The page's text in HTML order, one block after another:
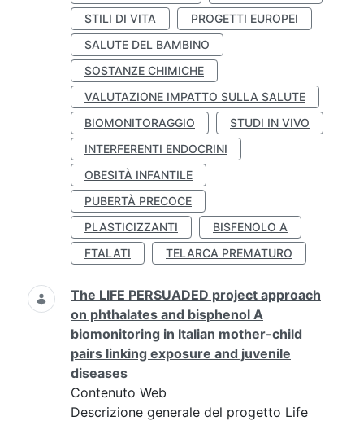
STILI DI VITA
PROGETTI EUROPEI
SALUTE DEL BAMBINO
SOSTANZE CHIMICHE
VALUTAZIONE IMPATTO SULLA SALUTE
BIOMONITORAGGIO
STUDI IN VIVO
INTERFERENTI ENDOCRINI
OBESITÀ INFANTILE
PUBERTÀ PRECOCE
PLASTICIZZANTI
BISFENOLO A
FTALATI
TELARCA PREMATURO
The LIFE PERSUADED project approach
on phthalates and bisphenol A
biomonitoring in Italian mother-child
pairs linking exposure and juvenile
diseases
Contenuto Web
Descrizione generale del progetto Life